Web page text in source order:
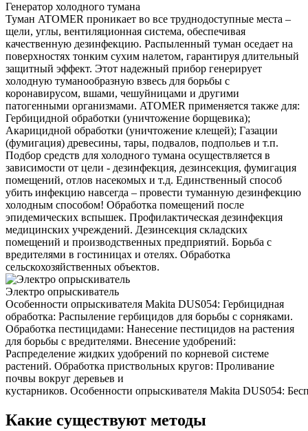
Генератор холодного тумана
Туман ATOMER проникает во все труднодоступные места –
щели, углы, вентиляционная система, обеспечивая
качественную дезинфекцию. Распыленный туман оседает на
поверхностях тонким сухим налетом, гарантируя длительный
защитный эффект. Этот надежный прибор генерирует
холодную туманообразную взвесь для борьбы с
коронавирусом, вшами, чешуйницами и другими
патогенными организмами. ATOMER применяется также для:
Гербицидной обработки (уничтожение борщевика);
Акарицидной обработки (уничтожение клещей); Газации
(фумигация) древесины, тары, подвалов, подпольев и т.п.
Подбор средств для холодного тумана осуществляется в
зависимости от цели - дезинфекция, дезинсекция, фумигация
помещений, отлов насекомых и т.д. Единственный способ
убить инфекцию навсегда – провести туманную дезинфекцию
холодным способом! Обработка помещений после
эпидемических вспышек. Профилактическая дезинфекция
медицинских учреждений. Дезинсекция складских
помещений и производственных предприятий. Борьба с
вредителями в гостиницах и отелях. Обработка
сельскохозяйственных объектов.
Электро опрыскиватель
Особенности опрыскивателя Makita DUS054: Гербицидная
обработка: Распыление гербицидов для борьбы с сорняками.
Обработка пестицидами: Нанесение пестицидов на растения
для борьбы с вредителями. Внесение удобрений:
Распределение жидких удобрений по корневой системе
растений. Обработка приствольных кругов: Проливание
почвы вокруг деревьев и
кустарников. Особенности опрыскивателя Makita DUS054:
Какие существуют методы